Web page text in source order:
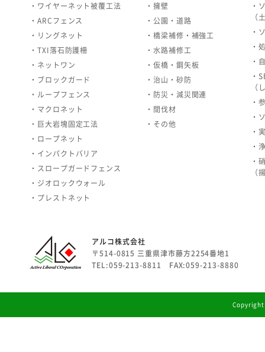
・ワイヤーネット被覆工法
・ARCフェンス
・リングネット
・TXI落石防護柵
・ネットワン
・ブロックガード
・ループフェンス
・マクロネット
・巨大岩塊固定工法
・ロープネット
・インパクトバリア
・スロープガードフェンス
・ジオロックウォール
・プレストネット
・擁壁
・公園・道路
・橋梁補修・補強工
・水路補修工
・仮橋・鋼矢板
・治山・砂防
・防災・減災関連
・間伐材
・その他
・
（
・
・
・
・
（
・
・
・
・
・
（
アルコ株式会社
〒514-0815 三重県津市藤方2254番地1
TEL:059-213-8811 FAX:059-213-8880
Copyright